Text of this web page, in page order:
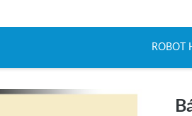
ROBOT